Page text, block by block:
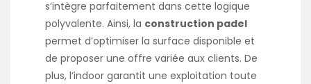
s’intègre parfaitement dans cette logique
polyvalente. Ainsi, la construction padel
permet d’optimiser la surface disponible et
de proposer une offre variée aux clients. De
plus, l’indoor garantit une exploitation toute